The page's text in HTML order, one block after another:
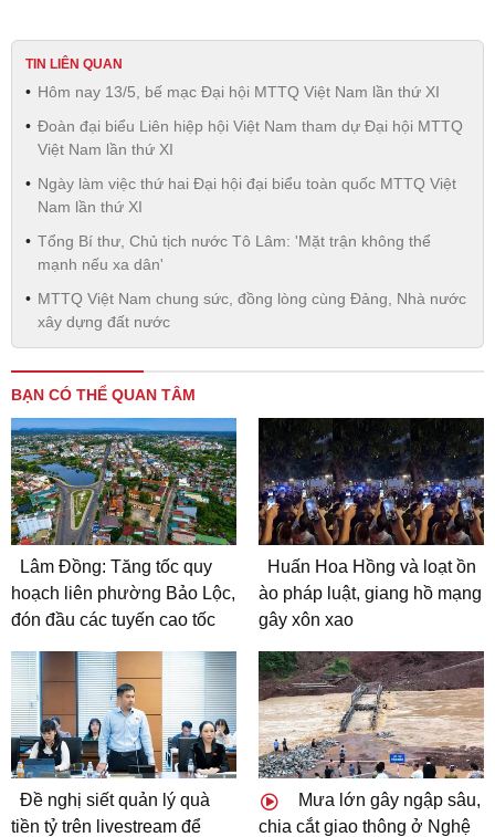
TIN LIÊN QUAN
Hôm nay 13/5, bế mạc Đại hội MTTQ Việt Nam lần thứ XI
Đoàn đại biểu Liên hiệp hội Việt Nam tham dự Đại hội MTTQ
Việt Nam lần thứ XI
Ngày làm việc thứ hai Đại hội đại biểu toàn quốc MTTQ Việt
Nam lần thứ XI
Tổng Bí thư, Chủ tịch nước Tô Lâm: 'Mặt trận không thể
mạnh nếu xa dân'
MTTQ Việt Nam chung sức, đồng lòng cùng Đảng, Nhà nước
xây dựng đất nước
BẠN CÓ THỂ QUAN TÂM
Lâm Đồng: Tăng tốc quy
hoạch liên phường Bảo Lộc,
đón đầu các tuyến cao tốc
Huấn Hoa Hồng và loạt ồn
ào pháp luật, giang hồ mạng
gây xôn xao
Đề nghị siết quản lý quà
tiền tỷ trên livestream để
Mưa lớn gây ngập sâu,
chia cắt giao thông ở Nghệ